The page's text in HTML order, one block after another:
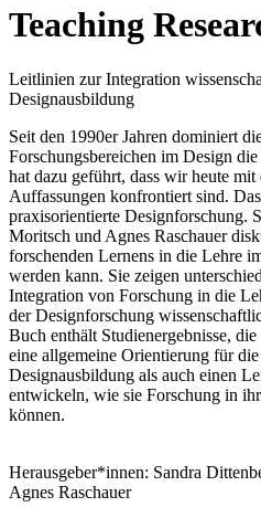
Teaching
Leitlinien zur Integration
Designausbildung
Seit den 1990er Jahren dominiert
Forschungsbereichen im Design
hat dazu geführt, dass wir heute
Auffassungen konfrontiert sind.
praxisorientierte Designforschung.
Moritsch und Agnes Raschauer
forschenden Lernens in die Lehre
werden kann. Sie zeigen
Integration von Forschung in die
der Designforschung
Buch enthält Studienergebnisse,
eine allgemeine Orientierung für
Designausbildung als auch einen
entwickeln, wie sie Forschung in
können.
Herausgeber*innen: Sandra
Agnes Raschauer